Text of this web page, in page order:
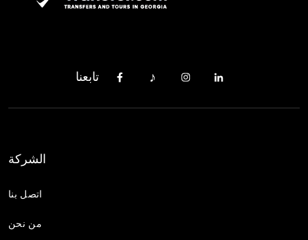
تابعنا
الشركة
اتصل بنا
من نحن